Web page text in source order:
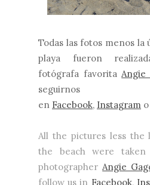
Todas las fotos menos la
playa fueron
fotógrafa favoritaAngie
seguirnos
en Facebook, Instagram o
All the pictures less the
the beach were
photographerAngie
follow us in Facebook,